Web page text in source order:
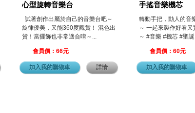
心型旋轉音樂台
試著創作出屬於自己的音樂台吧～
旋律優美，又能360度觀賞！ 混色出
貨！當擺飾也非常適合唷～...
會員價：66元
加入我的購物車 詳情
手搖音樂機芯
轉動手把，動人的音
～ 一起來製作好看
～ #音樂 #機芯 #聖
會員價：60元
加入我的購物車